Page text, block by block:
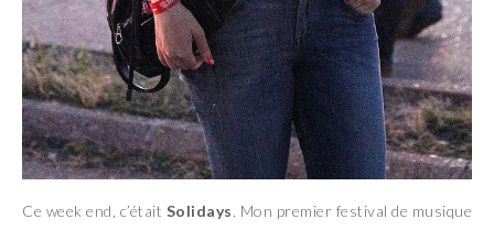
Ce week end, c’était Solidays. Mon premier festival de musique